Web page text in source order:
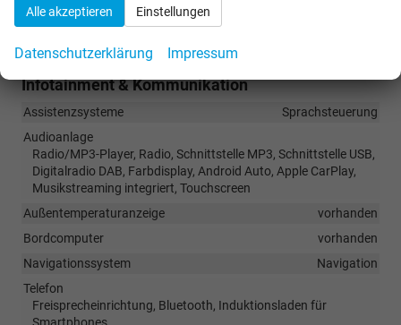
Sitze: Verstellbarkeit
Infotainment & Kommunikation
Assistenzsysteme
Sprachsteuerung
Audioanlage
Radio/MP3-Player, Radio, Schnittstelle MP3, Schnittstelle USB,
Digitalradio DAB, Farbdisplay, Android Auto, Apple CarPlay,
Musikstreaming integriert, Touchscreen
Außentemperaturanzeige
vorhanden
Bordcomputer
vorhanden
Navigationssystem
Navigation
Telefon
Freisprecheinrichtung, Bluetooth, Induktionsladen für
Smartphones
Alle akzeptieren Einstellungen
Datenschutzerklärung Impressum